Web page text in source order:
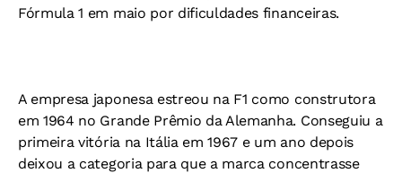
Fórmula 1 em maio por dificuldades financeiras.
A empresa japonesa estreou na F1 como construtora
em 1964 no Grande Prêmio da Alemanha. Conseguiu a
primeira vitória na Itália em 1967 e um ano depois
deixou a categoria para que a marca concentrasse